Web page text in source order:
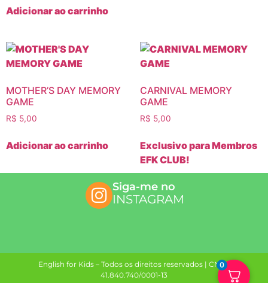
Adicionar ao carrinho
MOTHER’S DAY MEMORY
GAME
R$ 5,00
Adicionar ao carrinho
CARNIVAL MEMORY
GAME
R$ 5,00
Exclusivo para Membros
EFK CLUB!
Siga-me no
INSTAGRAM
English for Kids – Todos os direitos reservados | CNPJ
41.840.740/0001-13
0